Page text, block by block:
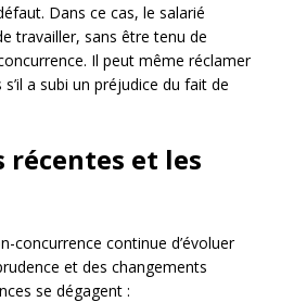
Dans ce cas, le salarié
travailler, sans être tenu de
Il peut même réclamer
a subi un préjudice du fait de
récentes et les
concurrence continue d’évoluer
et des changements
se dégagent :